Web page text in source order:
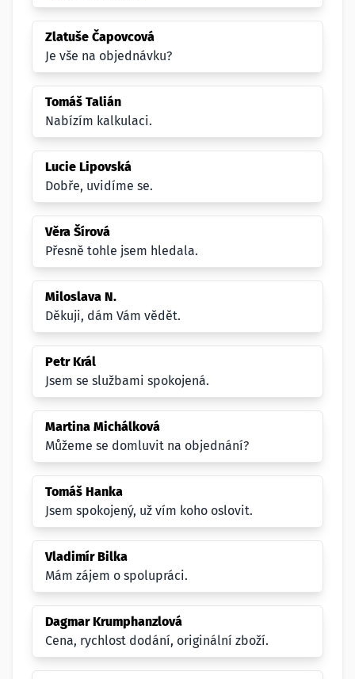
Zlatuše Čapovcová
Je vše na objednávku?
Tomáš Talián
Nabízím kalkulaci.
Lucie Lipovská
Dobře, uvidíme se.
Věra Šírová
Přesně tohle jsem hledala.
Miloslava N.
Děkuji, dám Vám vědět.
Petr Král
Jsem se službami spokojená.
Martina Michálková
Můžeme se domluvit na objednání?
Tomáš Hanka
Jsem spokojený, už vím koho oslovit.
Vladimír Bilka
Mám zájem o spolupráci.
Dagmar Krumphanzlová
Cena, rychlost dodání, originální zboží.